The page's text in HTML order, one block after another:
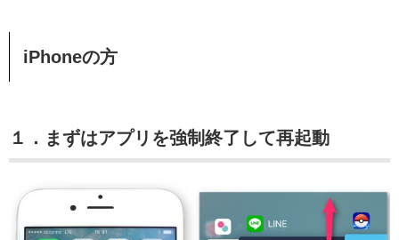
iPhoneの方
１．まずはアプリを強制終了して再起動